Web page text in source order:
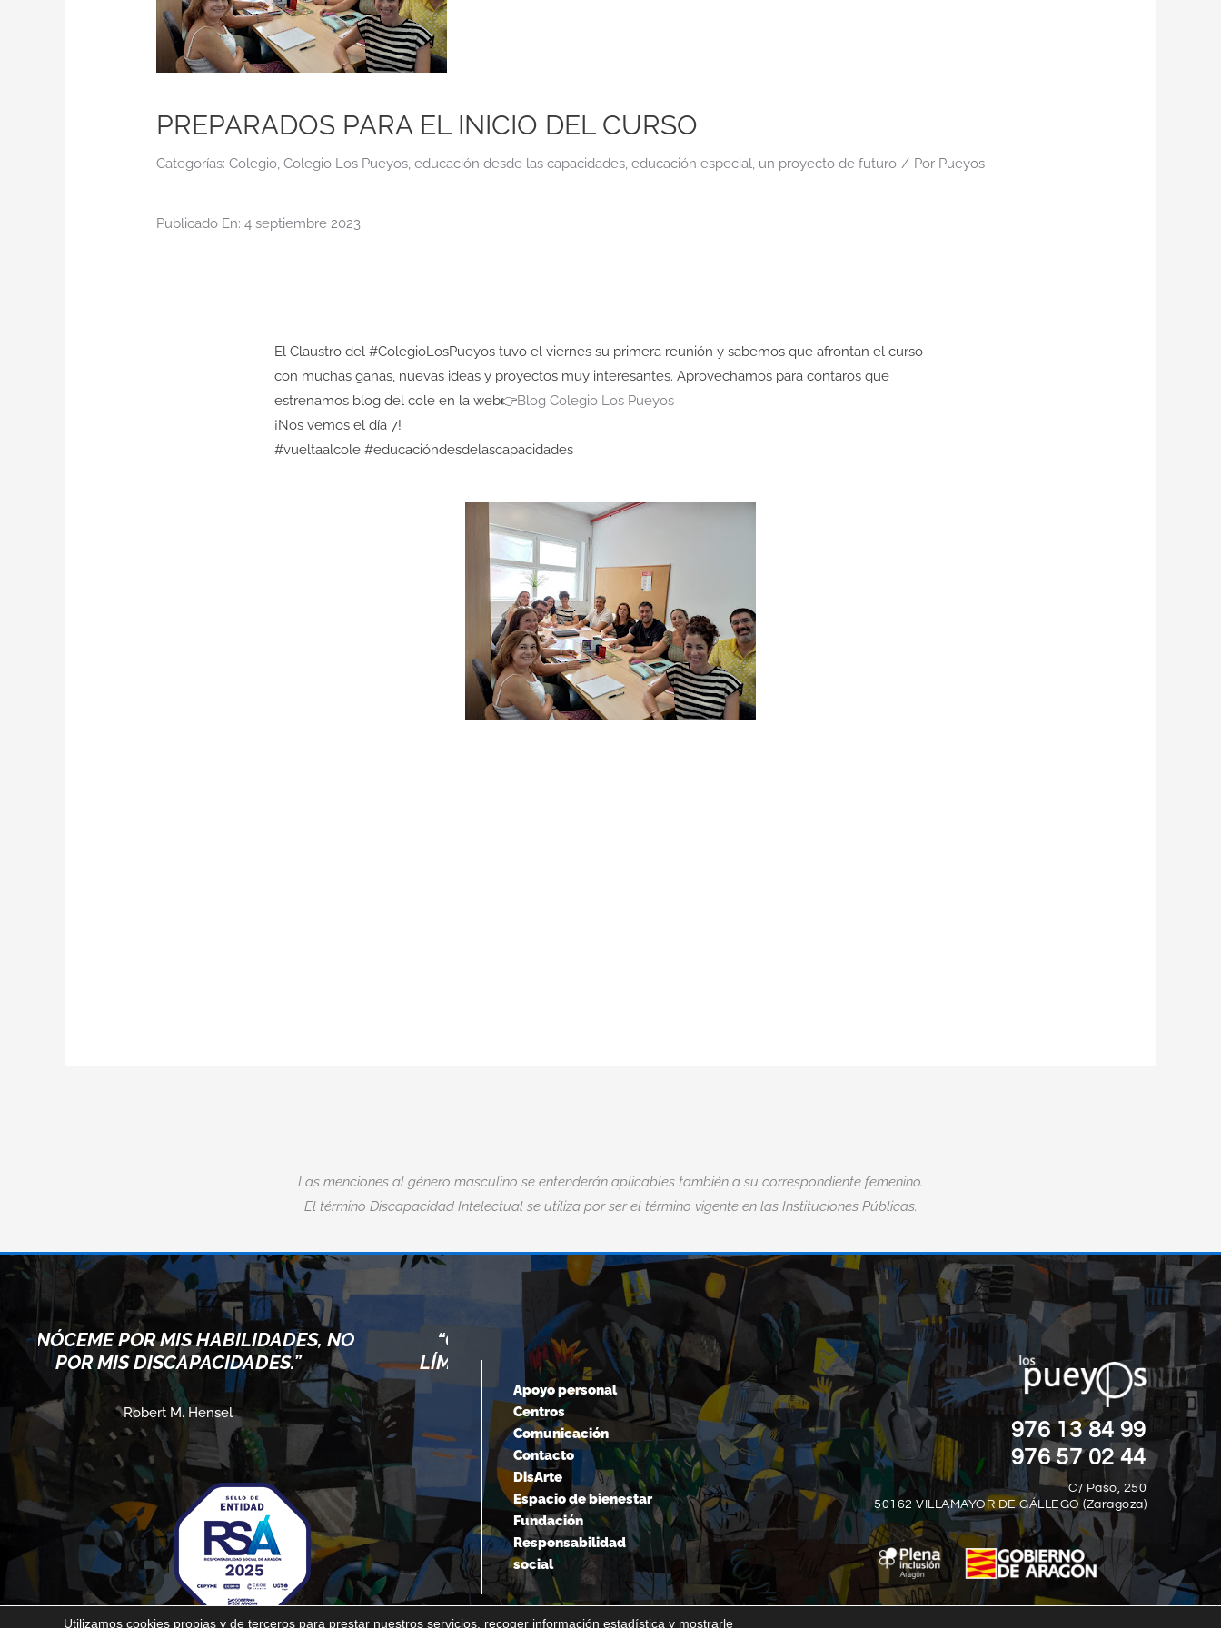
PREPARADOS PARA EL INICIO DEL CURSO
Categorías: Colegio, Colegio Los Pueyos, educación desde las capacidades, educación especial, un proyecto de futuro / Por Pueyos
Publicado En: 4 septiembre 2023
El Claustro del #ColegioLosPueyostuvo el viernes su primera reunión y sabemos que afrontan el curso
con muchas ganas, nuevas ideas y proyectos muy interesantes. Aprovechamos para contaros que
estrenamos blog del cole en la web👉Blog Colegio Los Pueyos
¡Nos vemos el día 7!
#vueltaalcole #educacióndesdelascapacidades
Las menciones al género masculino se entenderán aplicables también a su correspondiente femenino.
El término Discapacidad Intelectual se utiliza por ser el término vigente en las Instituciones Públicas.
HABILIDADES, NO
M. Hensel
“CUANDO ACEPTAMOS NUESTROS
LÍMITES, VAMOS MÁS ALLÁ DE ELLOS.”
Albert Einstein
“EL MIEDO ES LA MAYOR DISCAPACIDAD
DE TODAS.“
Nick Vujicic
“LA
DEFINE CÓMO
DESAFÍOS QUE
Apoyo personal
Centros
Comunicación
Contacto
DisArte
Espacio de bienestar
Fundación
Responsabilidad
social
976 13 84 99
976 57 02 44
C/ Paso, 250
50162 VILLAMAYOR DE GÁLLEGO (Zaragoza)
Utilizamos cookies propias y de terceros para prestar nuestros servicios, recoger información estadística y mostrarle